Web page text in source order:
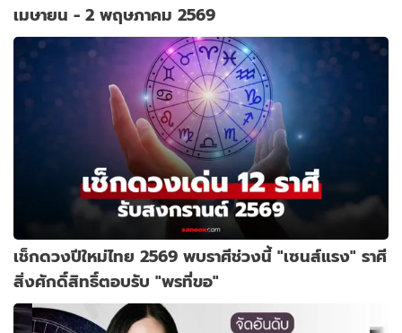
เมษายน - 2 พฤษภาคม 2569
เช็กดวงปีใหม่ไทย 2569 พบราศีช่วงนี้ "เซนส์แรง" ราศี
สิ่งศักดิ์สิทธิ์ตอบรับ "พรที่ขอ"